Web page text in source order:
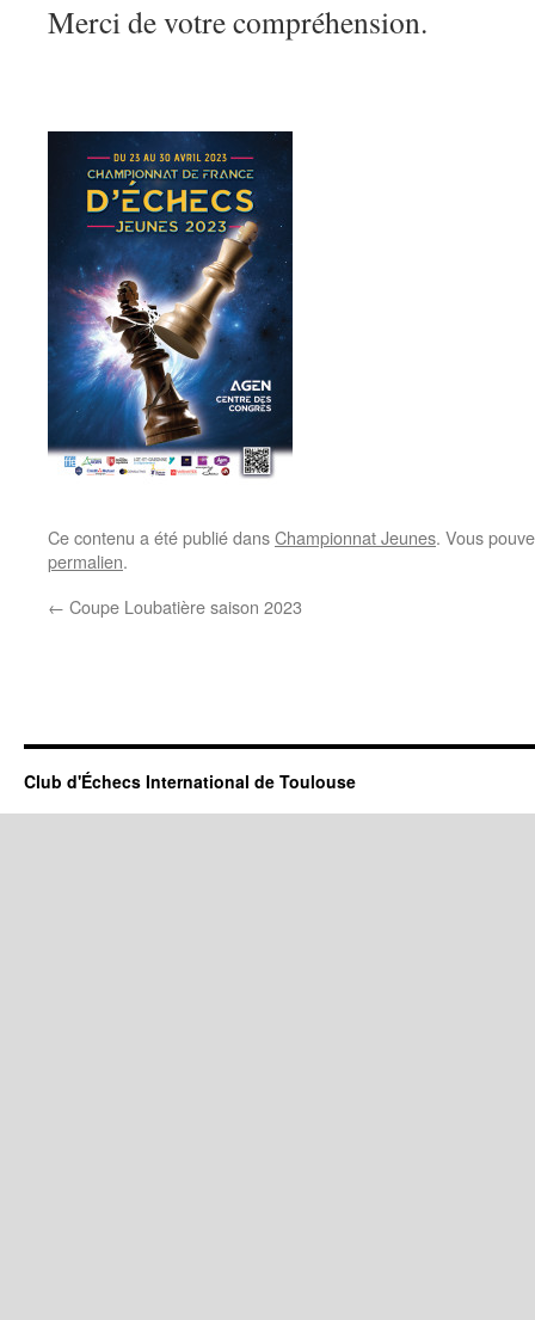
Merci de votre compréhension.
Ce contenu a été publié dansChampionnat Jeunes. Vous
permalien.
← Coupe Loubatière saison 2023
Club d'Échecs International de Toulouse